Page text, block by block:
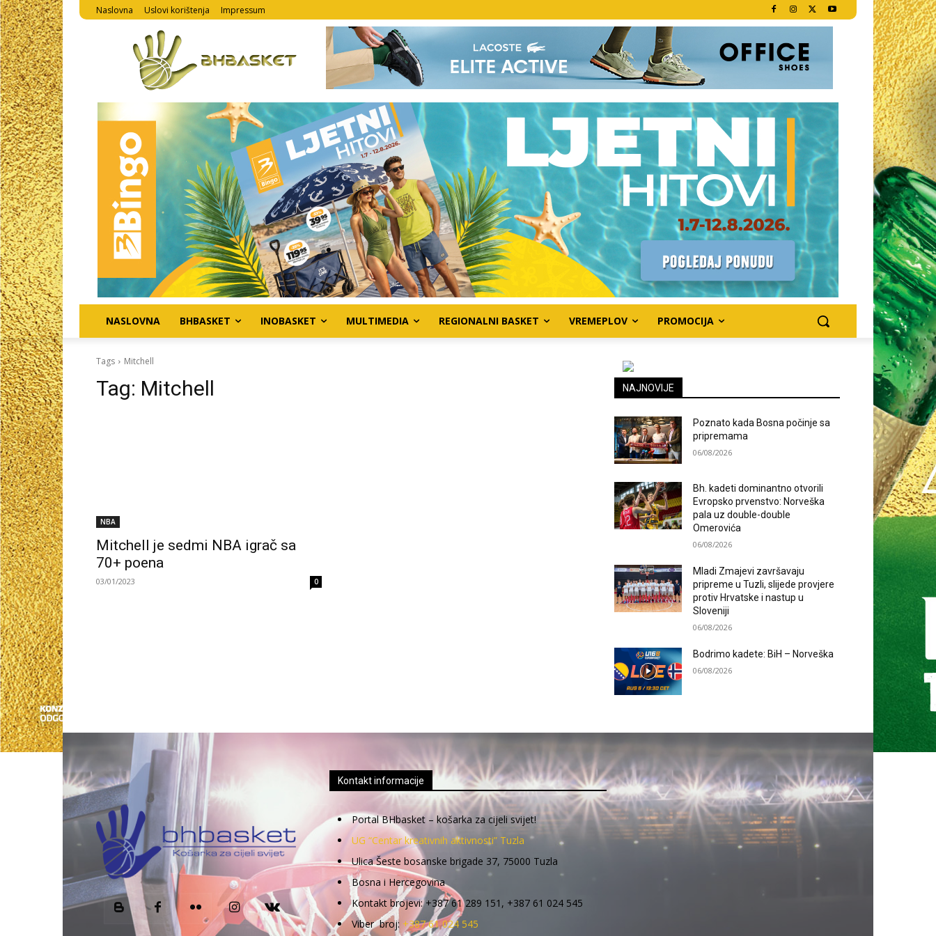
Naslovna Uslovi korištenja Impressum
NASLOVNA BHBASKET INOBASKET MULTIMEDIA REGIONALNI BASKET VREMEPLOV PROMOCIJA
Tags Mitchell
Tag: Mitchell
NBA
Mitchell je sedmi NBA igrač sa
70+ poena
03/01/2023 0
NAJNOVIJE
Poznato kada Bosna počinje sa
pripremama
06/08/2026
Bh. kadeti dominantno otvorili
Evropsko prvenstvo: Norveška
pala uz double-double
Omerovića
06/08/2026
Mladi Zmajevi završavaju
pripreme u Tuzli, slijede provjere
protiv Hrvatske i nastup u
Sloveniji
06/08/2026
Bodrimo kadete: BiH – Norveška
06/08/2026
Kontakt informacije
Portal BHbasket – košarka za cijeli svijet!
UG “Centar kreativnih aktivnosti” Tuzla
Ulica Šeste bosanske brigade 37, 75000 Tuzla
Bosna i Hercegovina
Kontakt brojevi: +387 61 289 151, +387 61 024 545
Viber broj: +387 61 024 545